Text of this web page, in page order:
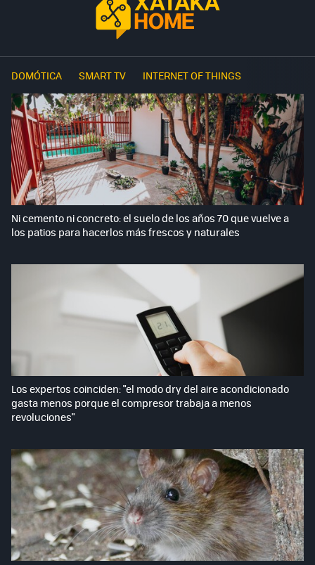
DOMÓTICA SMART TV INTERNET OF THINGS
Ni cemento ni concreto: el suelo de los años 70 que vuelve a
los patios para hacerlos más frescos y naturales
Los expertos coinciden: "el modo dry del aire acondicionado
gasta menos porque el compresor trabaja a menos
revoluciones"